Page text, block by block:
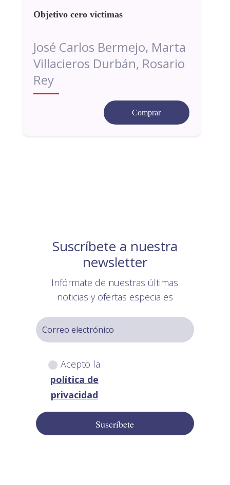
Objetivo cero víctimas
José Carlos Bermejo, Marta
Villacieros Durbán, Rosario
Rey
Comprar
Suscríbete a nuestra
newsletter
Infórmate de nuestras últimas
noticias y ofertas especiales
Acepto la
política de
privacidad
Suscríbete